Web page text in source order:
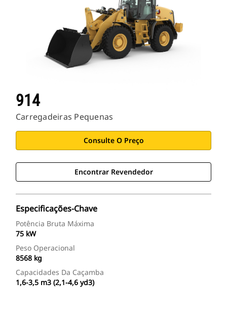
914
Carregadeiras Pequenas
Consulte O Preço
Encontrar Revendedor
Especificações-Chave
Potência Bruta Máxima
75 kW
Peso Operacional
8568 kg
Capacidades Da Caçamba
1,6-3,5 m3 (2,1-4,6 yd3)